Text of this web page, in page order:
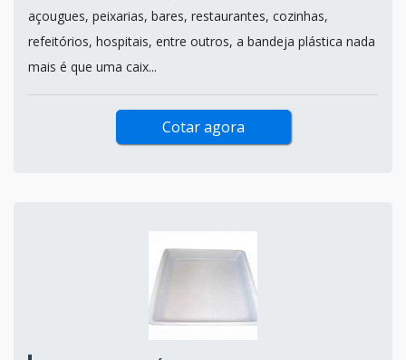
açougues, peixarias, bares, restaurantes, cozinhas,
refeitórios, hospitais, entre outros, a bandeja plástica nada
mais é que uma caix...
Cotar agora